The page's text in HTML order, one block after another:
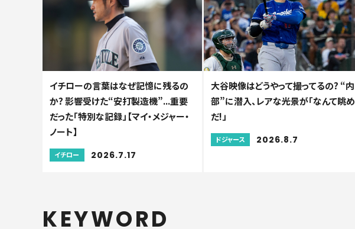
イチローの言葉はなぜ記憶に残るの
か? 影響受けた“安打製造機”...重要
だった「特別な記録」【マイ・メジャー・
ノート】
イチロー 2026.7.17
大谷映像はどうやって撮ってるの? “内
部”に潜入、レアな光景が「なんて眺め
だ!」
ドジャース 2026.8.7
KEYWORD